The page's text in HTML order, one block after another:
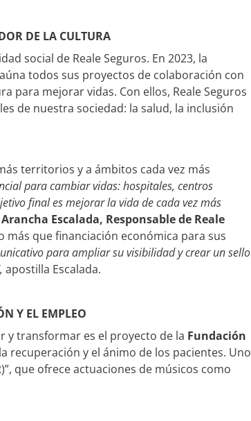
DE LA CULTURA
social de Reale Seguros. En 2023, la
todos sus proyectos de colaboración con
para mejorar vidas. Con ellos, Reale Seguros
de nuestra sociedad: la salud, la inclusión
territorios y a ámbitos cada vez más
para cambiar vidas: hospitales, centros
final es mejorar la vida de cada vez más
Arancha Escalada, Responsable de Reale
más que financiación económica para sus
para ampliar su visibilidad y crear un sello
apostilla Escalada.
Y EL EMPLEO
y transformar es el proyecto de la Fundación
recuperación y el ánimo de los pacientes. Uno
que ofrece actuaciones de músicos como